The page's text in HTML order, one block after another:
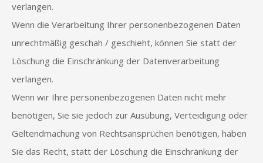
verlangen.
Wenn die Verarbeitung Ihrer personenbezogenen Daten
unrechtmäßig geschah / geschieht, können Sie statt der
Löschung die Einschränkung der Datenverarbeitung
verlangen.
Wenn wir Ihre personenbezogenen Daten nicht mehr
benötigen, Sie sie jedoch zur Ausübung, Verteidigung oder
Geltendmachung von Rechtsansprüchen benötigen, haben
Sie das Recht, statt der Löschung die Einschränkung der